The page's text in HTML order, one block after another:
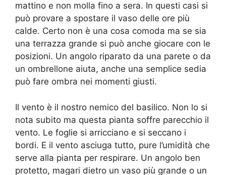
mattino e non molla fino a sera. In questi casi si
può provare a spostare il vaso delle ore più
calde. Certo non è una cosa comoda ma se sia
una terrazza grande si può anche giocare con le
posizioni. Un angolo riparato da una parete o da
un ombrellone aiuta, anche una semplice sedia
può fare ombra nei momenti giusti.
Il vento è il nostro nemico del basilico. Non lo si
nota subito ma questa pianta soffre parecchio il
vento. Le foglie si arricciano e si seccano i
bordi. E il vento asciuga tutto, pure l’umidità che
serve alla pianta per respirare. Un angolo ben
protetto, magari dietro un vaso più grande o un